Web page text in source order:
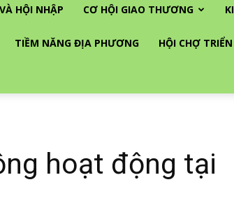
HỘI NHẬP CƠ HỘI GIAO THƯƠNG
TIỀM NĂNG ĐỊA PHƯƠNG HỘI CHỢ
hoạt động tại